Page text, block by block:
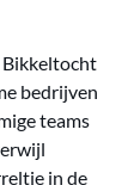
Bikkeltocht
bedrijven
teams
in de